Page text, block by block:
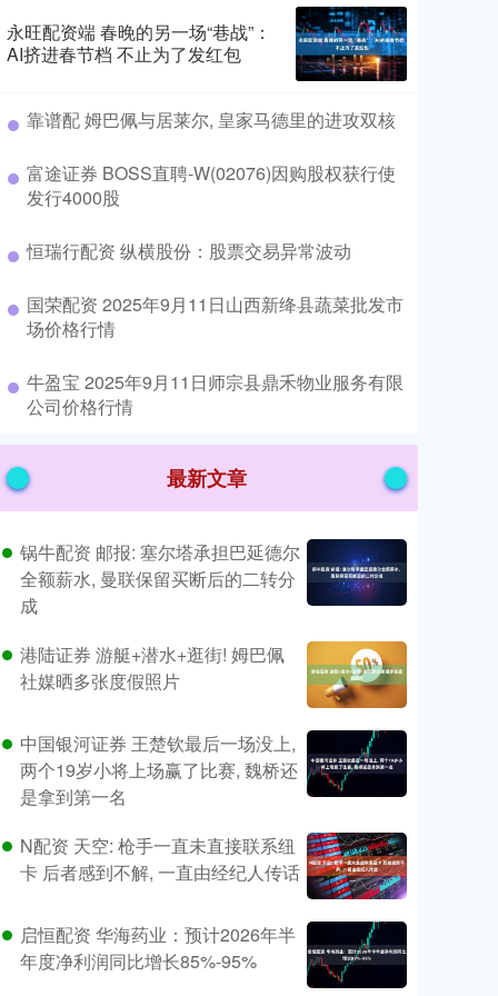
永旺配资端 春晚的另一场“巷战”：
AI挤进春节档 不止为了发红包
​靠谱配 姆巴佩与居莱尔, 皇家马德里的进攻双核
​富途证券 BOSS直聘-W(02076)因购股权获行使
发行4000股
​恒瑞行配资 纵横股份：股票交易异常波动
​国荣配资 2025年9月11日山西新绛县蔬菜批发市
场价格行情
​牛盈宝 2025年9月11日师宗县鼎禾物业服务有限
公司价格行情
最新文章
锅牛配资 邮报: 塞尔塔承担巴延德尔
全额薪水, 曼联保留买断后的二转分
成
港陆证券 游艇+潜水+逛街! 姆巴佩
社媒晒多张度假照片
中国银河证券 王楚钦最后一场没上,
两个19岁小将上场赢了比赛, 魏桥还
是拿到第一名
N配资 天空: 枪手一直未直接联系纽
卡 后者感到不解, 一直由经纪人传话
启恒配资 华海药业：预计2026年半
年度净利润同比增长85%-95%